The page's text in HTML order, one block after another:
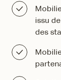
issu
des